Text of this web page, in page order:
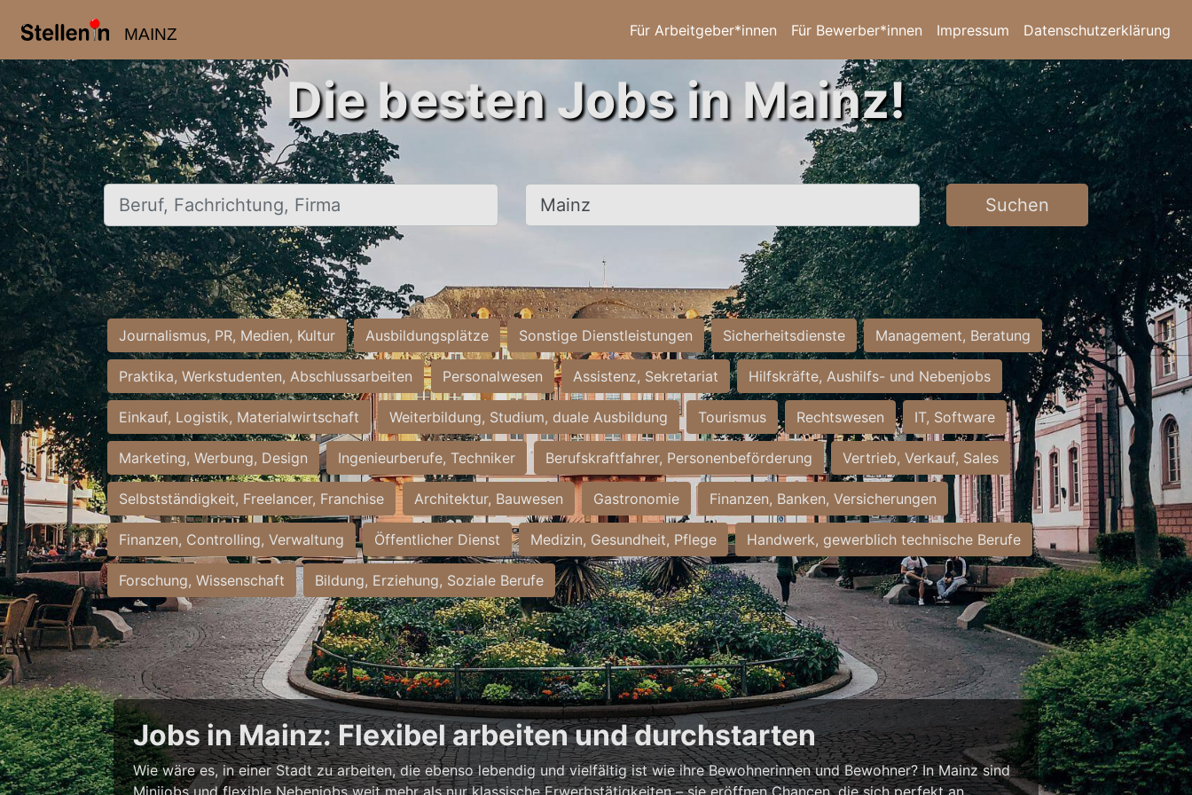
MAINZ Für Arbeitgeber*innen Für Bewerber*innen Impressum Datenschutzerklärung
Die besten Jobs in Mainz!
Beruf, Fachrichtung, Firma Ort, Stadt Suchen
Journalismus, PR, Medien, Kultur Ausbildungsplätze Sonstige Dienstleistungen Sicherheitsdienste Management, Beratung
Praktika, Werkstudenten, Abschlussarbeiten Personalwesen Assistenz, Sekretariat Hilfskräfte, Aushilfs- und Nebenjobs
Einkauf, Logistik, Materialwirtschaft Weiterbildung, Studium, duale Ausbildung Tourismus Rechtswesen IT, Software
Marketing, Werbung, Design Ingenieurberufe, Techniker Berufskraftfahrer, Personenbeförderung Vertrieb, Verkauf, Sales
Selbstständigkeit, Freelancer, Franchise Architektur, Bauwesen Gastronomie Finanzen, Banken, Versicherungen
Finanzen, Controlling, Verwaltung Öffentlicher Dienst Medizin, Gesundheit, Pflege Handwerk, gewerblich technische Berufe
Forschung, Wissenschaft Bildung, Erziehung, Soziale Berufe
Jobs in Mainz: Flexibel arbeiten und durchstarten
Wie wäre es, in einer Stadt zu arbeiten, die ebenso lebendig und vielfältig ist wie ihre Bewohnerinnen und Bewohner? In Mainz sind